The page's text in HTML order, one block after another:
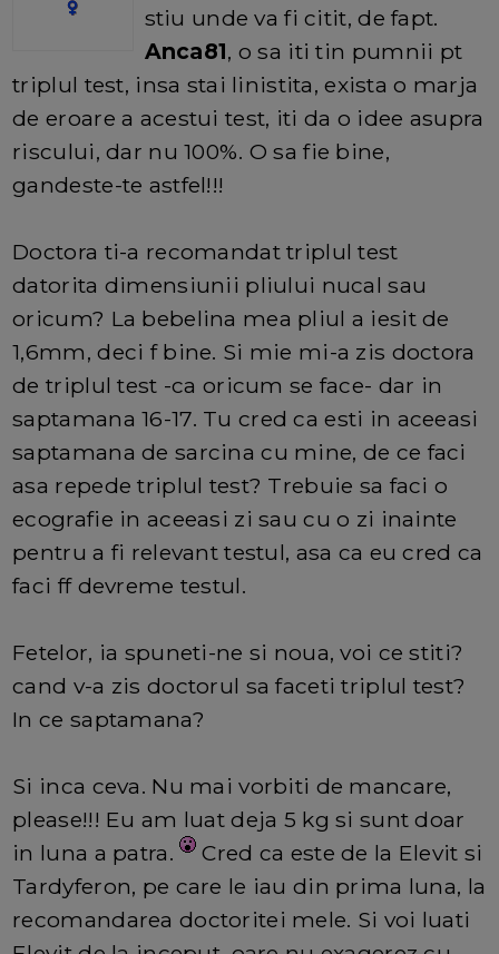
stiu unde va fi citit, de fapt.
Anca81, o sa iti tin pumnii pt
triplul test, insa stai linistita, exista o marja
de eroare a acestui test, iti da o idee asupra
riscului, dar nu 100%. O sa fie bine,
gandeste-te astfel!!!
Doctora ti-a recomandat triplul test
datorita dimensiunii pliului nucal sau
oricum? La bebelina mea pliul a iesit de
1,6mm, deci f bine. Si mie mi-a zis doctora
de triplul test -ca oricum se face- dar in
saptamana 16-17. Tu cred ca esti in aceeasi
saptamana de sarcina cu mine, de ce faci
asa repede triplul test? Trebuie sa faci o
ecografie in aceeasi zi sau cu o zi inainte
pentru a fi relevant testul, asa ca eu cred ca
faci ff devreme testul.
Fetelor, ia spuneti-ne si noua, voi ce stiti?
cand v-a zis doctorul sa faceti triplul test?
In ce saptamana?
Si inca ceva. Nu mai vorbiti de mancare,
please!!! Eu am luat deja 5 kg si sunt doar
in luna a patra.
Cred ca este de la Elevit si
Tardyferon, pe care le iau din prima luna, la
recomandarea doctoritei mele. Si voi luati